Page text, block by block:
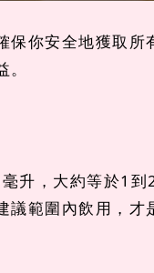
你安全地獲取
升，大約等於1
範圍內飲用，才